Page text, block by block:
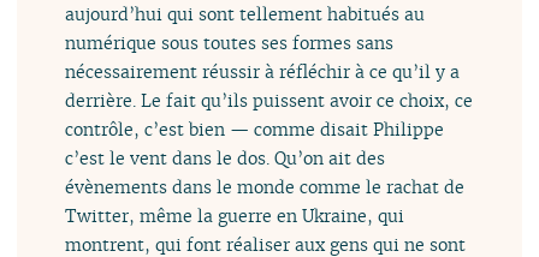
aujourd’hui qui sont tellement habitués au
numérique sous toutes ses formes sans
nécessairement réussir à réfléchir à ce qu’il y a
derrière. Le fait qu’ils puissent avoir ce choix, ce
contrôle, c’est bien — comme disait Philippe
c’est le vent dans le dos. Qu’on ait des
évènements dans le monde comme le rachat de
Twitter, même la guerre en Ukraine, qui
montrent, qui font réaliser aux gens qui ne sont